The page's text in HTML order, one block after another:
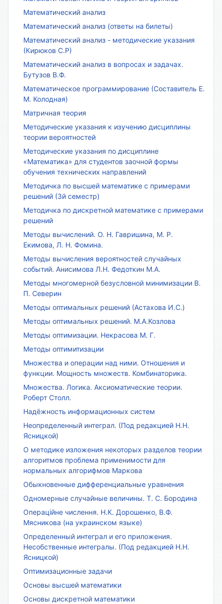
Математический анализ
Математический анализ (ответы на билеты)
Математический анализ - методические указания
(Кирюков С.Р)
Математический анализ в вопросах и задачах.
Бутузов В.Ф.
Математическое программирование (Составитель Е.
М. Колодная)
Матричная теория
Методические указания к изучению дисциплины
теории вероятностей
Методические указания по дисциплине
«Математика» для студентов заочной формы
обучения технических направлений
Методичка по высшей математике с примерами
решений (3й семестр)
Методичка по дискретной математике с примерами
решений
Методы вычислений. О. Н. Гавришина, М. Р.
Екимова, Л. Н. Фомина.
Методы вычисления вероятностей случайных
событий. Анисимова Л.Н. Федоткин М.А.
Методы многомерной безусловной минимизации В.
П. Северин
Методы оптимальных решений (Астахова И.С.)
Методы оптимальных решений. М.А.Козлова
Методы оптимизации. Некрасова М. Г.
Методы оптимитизации
Множества и операции над ними. Отношения и
функции. Мощность множеств. Комбинаторика.
Множества. Логика. Аксиоматические теории.
Роберт Столл.
Надёжность информационных систем
Неопределенный интеграл. (Под редакцией Н.Н.
Ясницкой)
О методике изложения некоторых разделов теории
алгоритмов проблема применимости для
нормальных алгорифмов Маркова
Обыкновенные дифференциальные уравнения
Одномерные случайные величины. Т. С. Бородина
Операційне числення. Н.К. Дорошенко, В.Ф.
Мясникова (на украинском языке)
Определенный интеграл и его приложения.
Несобственные интегралы. (Под редакцией Н.Н.
Ясницкой)
Оптимизационные задачи
Основы высшей математики
Основы дискретной математики